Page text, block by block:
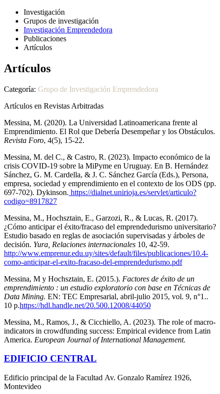
Investigación
Grupos de investigación
Investigación Emprendedora
Publicaciones
Artículos
Artículos
Categoría: Grupo de Investigación Emprendedora
Artículos en Revistas Arbitradas
Messina, M. (2020). La Universidad Latinoamericana frente al
Emprendimiento. El Rol que Debería Desempeñar y los Obstáculos.
Revista Foro, 4(5), 15-22.
Messina, M. del C., & Castro, R. (2023). Impacto económico de la
crisis COVID-19 sobre la MiPyme en Uruguay. En B. Hernández
Sánchez, G. M. Cardella, & J. C. Sánchez García (Eds.), Persona,
empresa, sociedad y emprendimiento en el contexto de los ODS (pp.
697-702). Dykinson. https://dialnet.unirioja.es/servlet/articulo?
codigo=8917827
Messina, M., Hochsztain, E., Garzozi, R., & Lucas, R. (2017).
¿Cómo anticipar el éxito/fracaso del emprendedurismo universitario?
Estudio basado en reglas de asociación supervisadas y árboles de
decisión. Yura, Relaciones internacionales 10, 42-59.
http://www.emprenur.edu.uy/sites/default/files/publicaciones/10.4-
como-anticipar-el-exito-fracaso-del-emprendedurismo.pdf
Messina, M y Hochsztain, E. (2015.). Factores de éxito de un
emprendimiento : un estudio exploratorio con base en Técnicas de
Data Mining. EN: TEC Empresarial, abril-julio 2015, vol. 9, n°1..
10 p.https://hdl.handle.net/20.500.12008/44050
Messina, M., Ramos, J., & Cicchiello, A. (2023). The role of macro-
indicators in crowdfunding success: Empirical evidence from Latin
America. European Journal of International Management.
EDIFICIO CENTRAL
Edificio principal de la Facultad Av. Gonzalo Ramírez 1926,
Montevideo